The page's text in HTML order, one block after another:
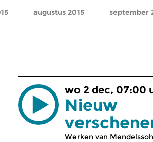
augustus 2015 september
wo 2 dec, 07:00
Nieuw
Werken van